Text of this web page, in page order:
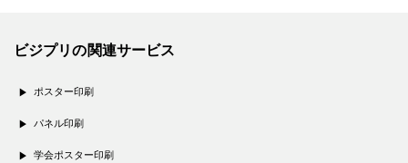
ビジプリの関連サービス
ポスター印刷
パネル印刷
学会ポスター印刷